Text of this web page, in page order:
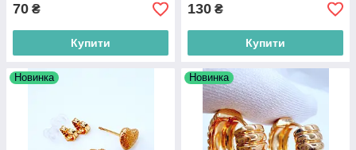
70 ₴
Купити
130 ₴
Купити
Новинка Новинка